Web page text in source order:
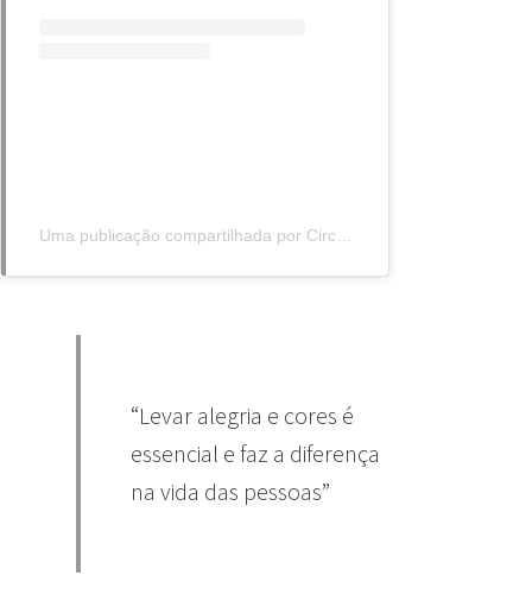
Uma publicação compartilhada por CircoShow®️- Entretenimento (@circoshow)
“Levar alegria e cores é
essencial e faz a diferença
na vida das pessoas”